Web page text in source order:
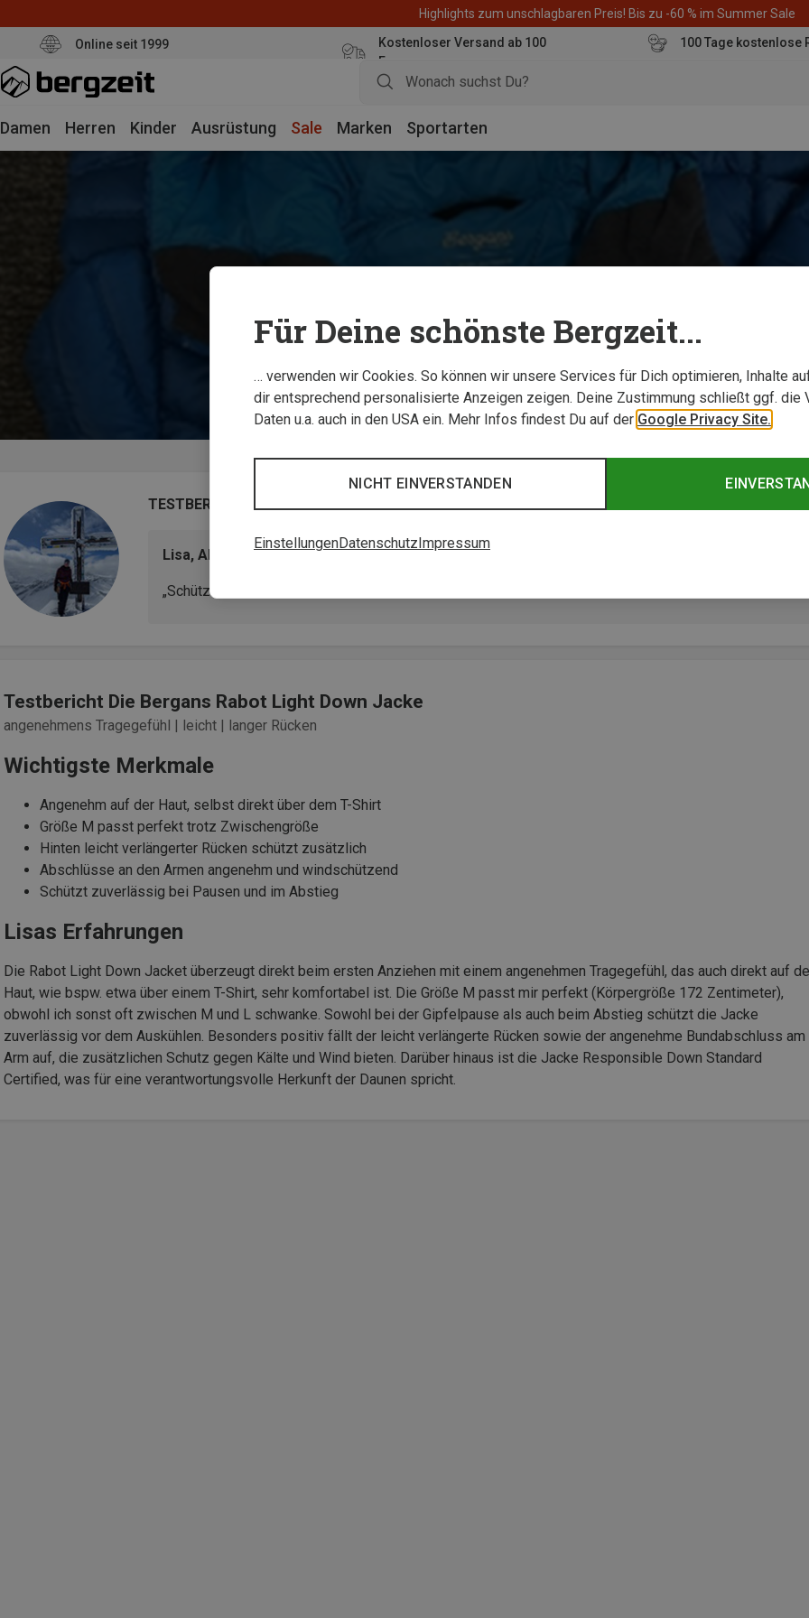
Highlights zum unschlagbaren Preis! Bis zu -60 % im Summer Sale
Online seit 1999
Kostenloser Versand ab 100
Euro
100 Tage kostenlose
Damen Herren Kinder Ausrüstung Sale Marken Sportarten
TESTBERICHT
Lisa, Allround Bergsportlerin
„Schützt zuverlässig vor dem Auskühlen bei Pausen oder im Abstieg.“
Testbericht Die Bergans Rabot Light Down Jacke
angenehmens Tragegefühl | leicht | langer Rücken
Wichtigste Merkmale
Angenehm auf der Haut, selbst direkt über dem T-Shirt
Größe M passt perfekt trotz Zwischengröße
Hinten leicht verlängerter Rücken schützt zusätzlich
Abschlüsse an den Armen angenehm und windschützend
Schützt zuverlässig bei Pausen und im Abstieg
Lisas Erfahrungen
Die Rabot Light Down Jacket überzeugt direkt beim ersten Anziehen mit einem angenehmen Tragegefühl, das auch direkt auf
Haut, wie bspw. etwa über einem T-Shirt, sehr komfortabel ist. Die Größe M passt mir perfekt (Körpergröße 172 Zentimeter),
obwohl ich sonst oft zwischen M und L schwanke. Sowohl bei der Gipfelpause als auch beim Abstieg schützt die Jacke
zuverlässig vor dem Auskühlen. Besonders positiv fällt der leicht verlängerte Rücken sowie der angenehme Bundabschluss am
Arm auf, die zusätzlichen Schutz gegen Kälte und Wind bieten. Darüber hinaus ist die Jacke Responsible Down Standard
Certified, was für eine verantwortungsvolle Herkunft der Daunen spricht.
Für Deine schönste Bergzeit...
… verwenden wir Cookies. So können wir unsere Services für Dich optimieren, Inhalte
dir entsprechend personalisierte Anzeigen zeigen. Deine Zustimmung schließt ggf. die
Daten u.a. auch in den USA ein. Mehr Infos findest Du auf der Google Privacy Site.
NICHT EINVERSTANDEN
EinstellungenDatenschutzImpressum